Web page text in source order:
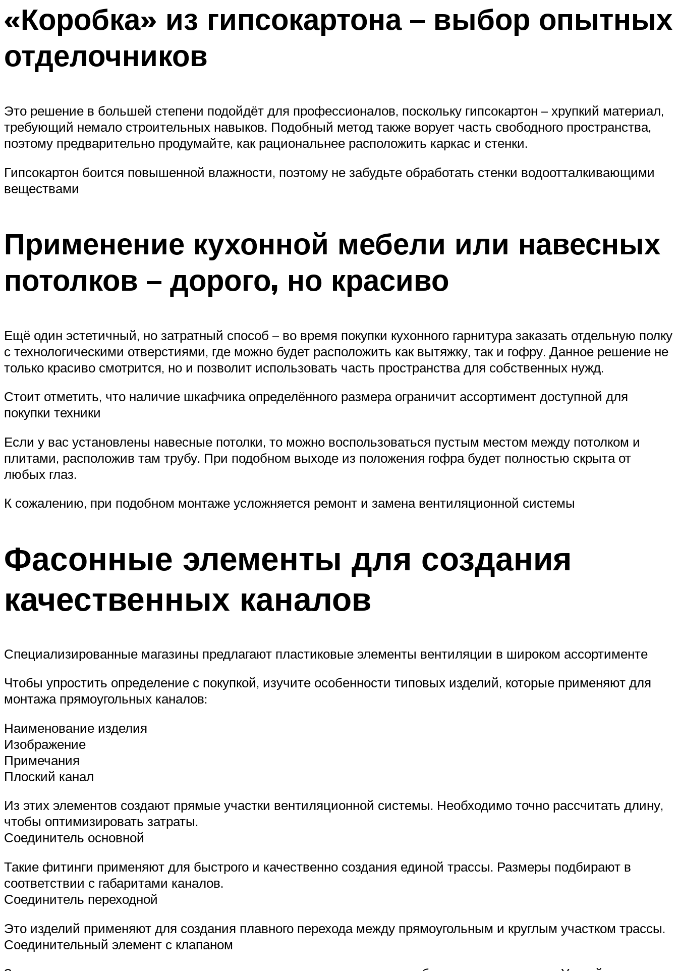
«Коробка» из гипсокартона – выбор опытных
отделочников
Это решение в большей степени подойдёт для профессионалов, поскольку гипсокартон – хрупкий материал,
требующий немало строительных навыков. Подобный метод также ворует часть свободного пространства,
поэтому предварительно продумайте, как рациональнее расположить каркас и стенки.
Гипсокартон боится повышенной влажности, поэтому не забудьте обработать стенки водоотталкивающими
веществами
Применение кухонной мебели или навесных
потолков – дорого, но красиво
Ещё один эстетичный, но затратный способ – во время покупки кухонного гарнитура заказать отдельную полку
с технологическими отверстиями, где можно будет расположить как вытяжку, так и гофру. Данное решение не
только красиво смотрится, но и позволит использовать часть пространства для собственных нужд.
Стоит отметить, что наличие шкафчика определённого размера ограничит ассортимент доступной для
покупки техники
Если у вас установлены навесные потолки, то можно воспользоваться пустым местом между потолком и
плитами, расположив там трубу. При подобном выходе из положения гофра будет полностью скрыта от
любых глаз.
К сожалению, при подобном монтаже усложняется ремонт и замена вентиляционной системы
Фасонные элементы для создания
качественных каналов
Специализированные магазины предлагают пластиковые элементы вентиляции в широком ассортименте
Чтобы упростить определение с покупкой, изучите особенности типовых изделий, которые применяют для
монтажа прямоугольных каналов:
Наименование изделия
Изображение
Примечания
Плоский канал
Из этих элементов создают прямые участки вентиляционной системы. Необходимо точно рассчитать длину,
чтобы оптимизировать затраты.
Соединитель основной
Такие фитинги применяют для быстрого и качественно создания единой трассы. Размеры подбирают в
соответствии с габаритами каналов.
Соединитель переходной
Это изделий применяют для создания плавного перехода между прямоугольным и круглым участком трассы.
Соединительный элемент с клапаном